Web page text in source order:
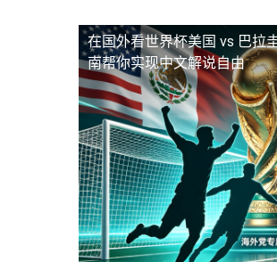
在国外看世界杯美国 vs 巴拉
南帮你实现中文解说自由